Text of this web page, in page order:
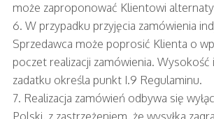
może zaproponować Klientowi
6. W przypadku przyjęcia zamówienia
Sprzedawca może poprosić Klienta o
poczet realizacji zamówienia. Wysokość
zadatku określa punkt I.9 Regulaminu.
7. Realizacja zamówień odbywa się
Polski, z zastrzeżeniem, że wysyłka